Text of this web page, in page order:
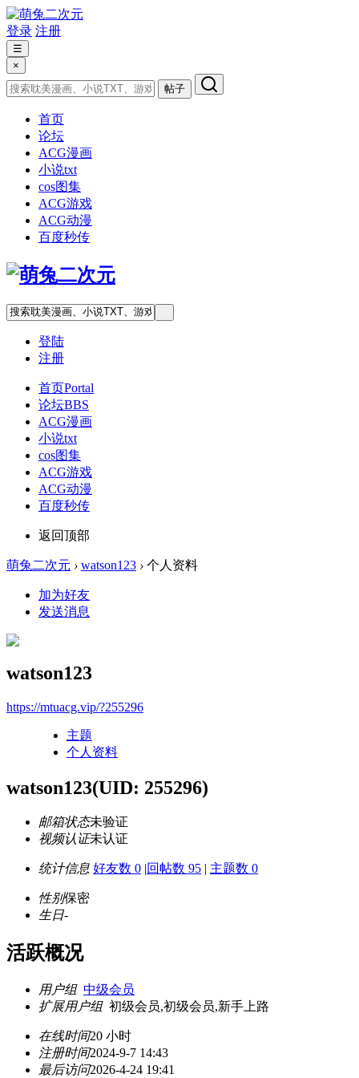
登录 注册
☰
×
帖子
首页
论坛
ACG漫画
小说txt
cos图集
ACG游戏
ACG动漫
百度秒传
登陆
注册
首页Portal
论坛BBS
ACG漫画
小说txt
cos图集
ACG游戏
ACG动漫
百度秒传
返回顶部
萌兔二次元 › watson123 › 个人资料
加为好友
发送消息
watson123
https://mtuacg.vip/?255296
主题
个人资料
watson123(UID: 255296)
邮箱状态未验证
视频认证未认证
统计信息 好友数 0 |回帖数 95 | 主题数 0
性别保密
生日-
活跃概况
用户组 中级会员
扩展用户组 初级会员,初级会员,新手上路
在线时间20 小时
注册时间2024-9-7 14:43
最后访问2026-4-24 19:41